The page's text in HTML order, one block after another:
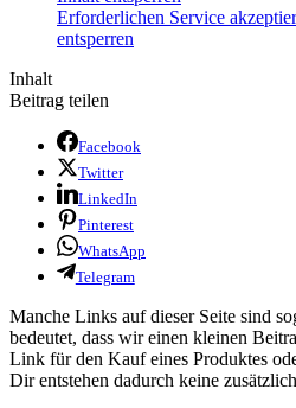
Erforderlichen Service
entsperren
Inhalt
Beitrag teilen
Facebook
Twitter
LinkedIn
Pinterest
WhatsApp
Telegram
Manche Links auf dieser Seite sind
bedeutet, dass wir einen kleinen
Link für den Kauf eines Produktes
Dir entstehen dadurch keine